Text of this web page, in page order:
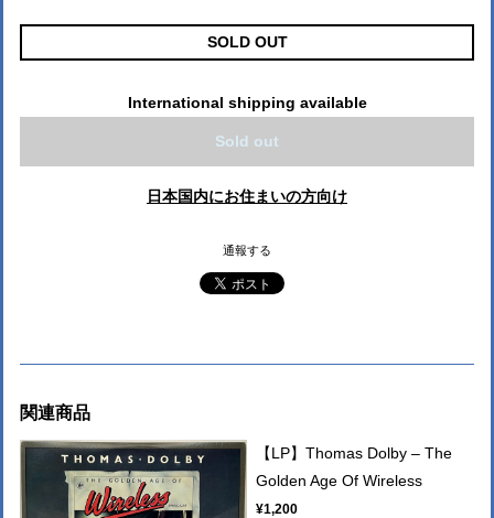
SOLD OUT
International shipping available
Sold out
日本国内にお住まいの方向け
通報する
関連商品
【LP】Thomas Dolby – The
Golden Age Of Wireless
¥1,200